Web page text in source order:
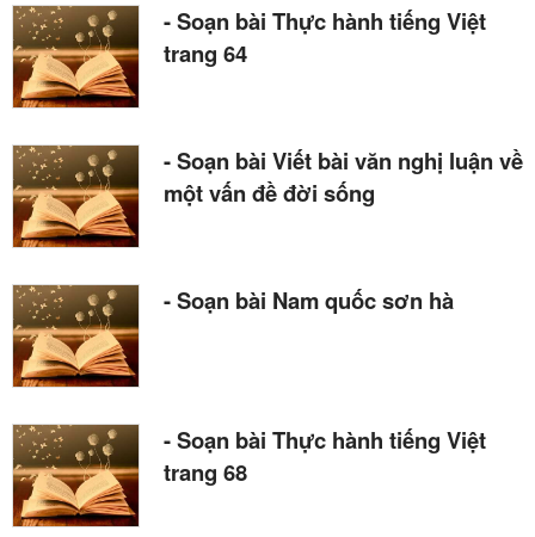
- Soạn bài Thực hành tiếng Việt
trang 64
- Soạn bài Viết bài văn nghị luận về
một vấn đề đời sống
- Soạn bài Nam quốc sơn hà
- Soạn bài Thực hành tiếng Việt
trang 68